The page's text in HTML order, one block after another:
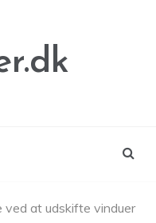
ved at udskifte vinduer